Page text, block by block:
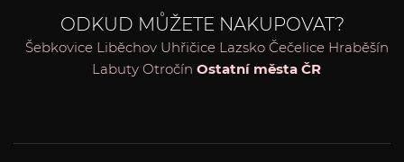
ODKUD MŮŽETE NAKUPOVAT?
Šebkovice Liběchov Uhřičice Lazsko Čečelice Hraběšín
Labuty Otročín Ostatní města ČR